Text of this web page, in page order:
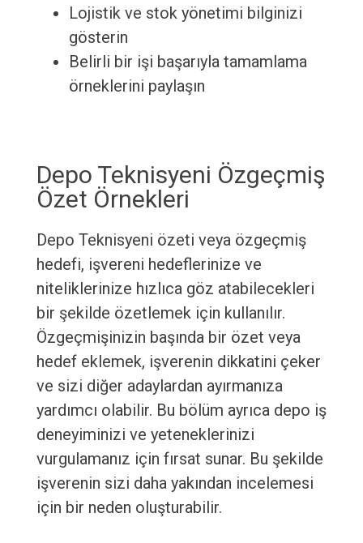
Lojistik ve stok yönetimi bilginizi
gösterin
Belirli bir işi başarıyla tamamlama
örneklerini paylaşın
Depo Teknisyeni Özgeçmiş
Özet Örnekleri
Depo Teknisyeni özeti veya özgeçmiş
hedefi, işvereni hedeflerinize ve
niteliklerinize hızlıca göz atabilecekleri
bir şekilde özetlemek için kullanılır.
Özgeçmişinizin başında bir özet veya
hedef eklemek, işverenin dikkatini çeker
ve sizi diğer adaylardan ayırmanıza
yardımcı olabilir. Bu bölüm ayrıca depo iş
deneyiminizi ve yeteneklerinizi
vurgulamanız için fırsat sunar. Bu şekilde
işverenin sizi daha yakından incelemesi
için bir neden oluşturabilir.